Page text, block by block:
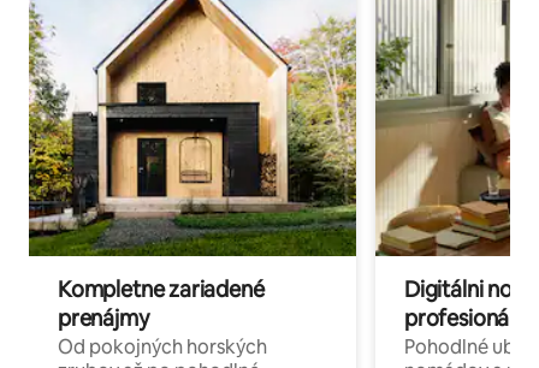
Kompletne zariadené
prenájmy
Od pokojných horských
Digitálni
profesionáli
Pohodlné